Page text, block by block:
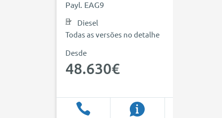
Payl. EAG9
Diesel
Todas as versões no detalhe
Desde
48.630€